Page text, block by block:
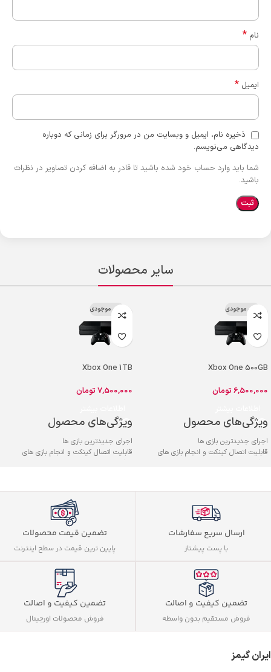
نام *
ایمیل *
ذخیره نام، ایمیل و وبسایت من در مرورگر برای زمانی که دوباره
دیدگاهی می‌نویسم.
شما باید وارد حساب خود شده باشید تا قادر به اضافه کردن تصاویر در نظرات
باشید.
سایر محصولات
اتمام موجودی
Xbox One 500GB
6,500,000تومان
ویژگی‌های محصول
اجرای جدیدترین بازی ها
قابلیت اتصال کینکت و انجام بازی های
امکان استفاده از سرویس گیم پس
اتمام موجودی
Xbox One 1TB
7,500,000تومان
ویژگی‌های محصول
اجرای جدیدترین بازی ها
قابلیت اتصال کینکت و انجام بازی های
امکان استفاده از سرویس گیم پس
ارسال سریع سفارشات
با پست پیشتاز
تضمین قیمت محصولات
پایین ترین قیمت در سطح اینترنت
تضمین کیفیت و اصالت
فروش مستقیم بدون واسطه
تضمین کیفیت و اصالت
فروش محصولات اورجینال
ایران گیمز